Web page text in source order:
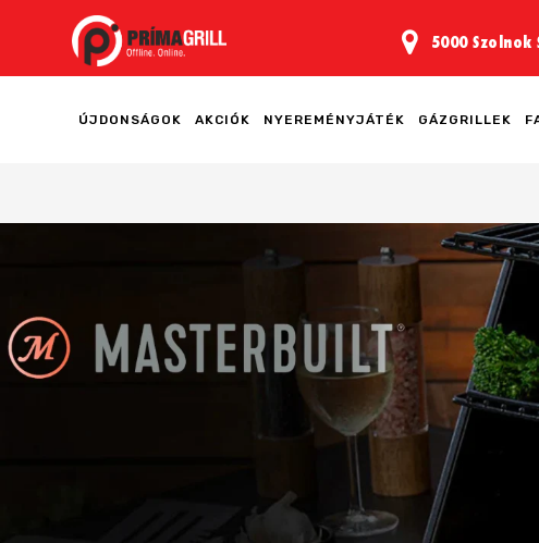
5000 Szolnok
ÚJDONSÁGOK AKCIÓK NYEREMÉNYJÁTÉK GÁZGRILLEK